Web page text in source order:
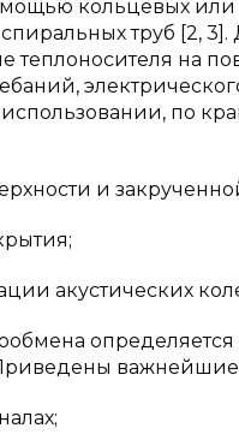
кольцевых или
труб [2,
теплоносителя на
по
и
акустических
важнейшие